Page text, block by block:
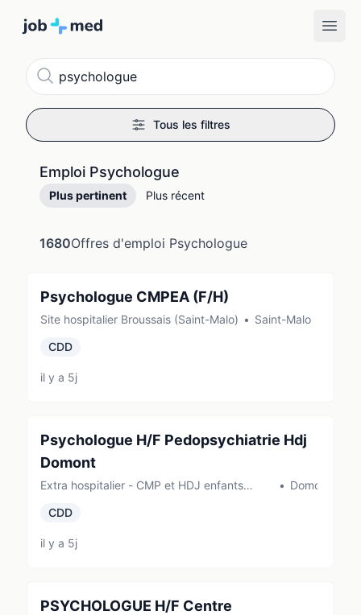
Tous les filtres
Emploi Psychologue
Plus pertinent Plus récent
1680Offres d'emploi Psychologue
Psychologue CMPEA (F/H)
Site hospitalier Broussais (Saint-Malo) • Saint-Malo
CDD
il y a 5j
Psychologue H/F Pedopsychiatrie Hdj
Domont
Extra hospitalier - CMP et HDJ enfants
• Domont
CDD
il y a 5j
PSYCHOLOGUE H/F Centre